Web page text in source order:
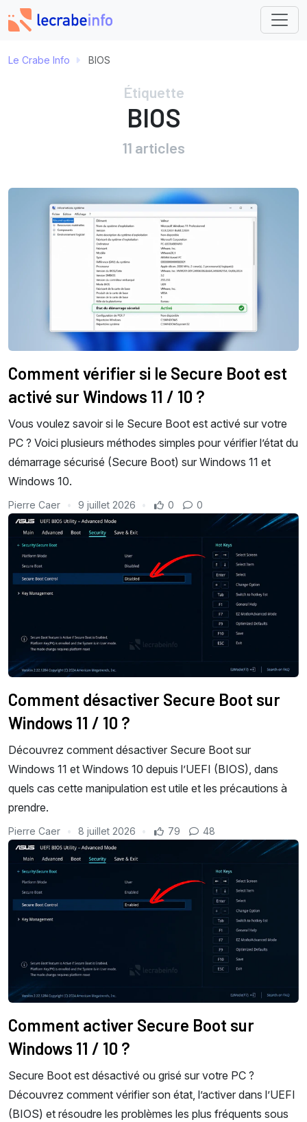
Le Crabe Info BIOS
Étiquette
BIOS
11 articles
Comment vérifier si le Secure Boot est
activé sur Windows 11 / 10 ?
Vous voulez savoir si le Secure Boot est activé sur votre
PC ? Voici plusieurs méthodes simples pour vérifier l’état du
démarrage sécurisé (Secure Boot) sur Windows 11 et
Windows 10.
Pierre Caer 9 juillet 2026 0 0
Comment désactiver Secure Boot sur
Windows 11 / 10 ?
Découvrez comment désactiver Secure Boot sur
Windows 11 et Windows 10 depuis l’UEFI (BIOS), dans
quels cas cette manipulation est utile et les précautions à
prendre.
Pierre Caer 8 juillet 2026 79 48
Comment activer Secure Boot sur
Windows 11 / 10 ?
Secure Boot est désactivé ou grisé sur votre PC ?
Découvrez comment vérifier son état, l’activer dans l’UEFI
(BIOS) et résoudre les problèmes les plus fréquents sous